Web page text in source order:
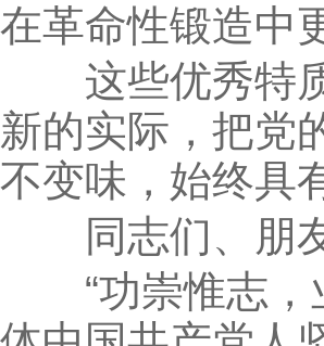
在革命性锻造中
这些优秀特质
新的实际，把党
不变味，始终具
同志们、朋友
“功崇惟志，